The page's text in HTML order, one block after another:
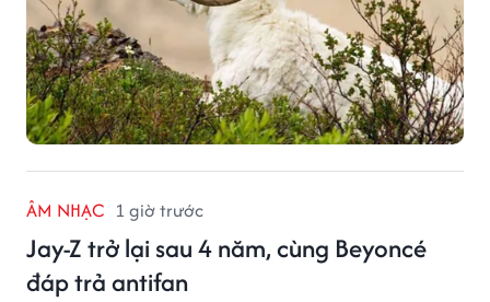
ÂM NHẠC 1 giờ trước
Jay-Z trở lại sau 4 năm, cùng Beyoncé
đáp trả antifan